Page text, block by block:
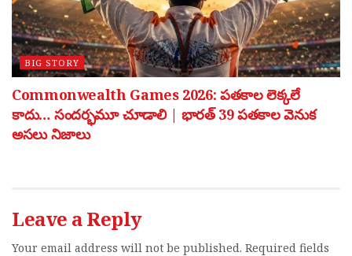
BIG STORY
Commonwealth Games 2026: పతకాల లెక్కలే
కాదు… సందర్భమూ చూడాలి | భారత్ 39 పతకాల వెనుక
అసలు నిజాలు
Leave a Reply
Your email address will not be published. Required fields